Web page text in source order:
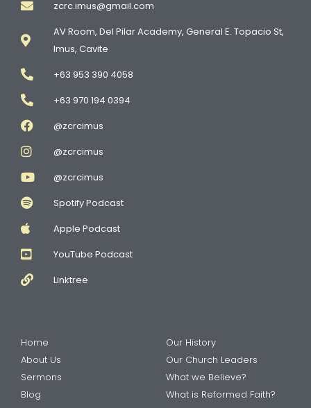
zcrc.imus@gmail.com
AV Room, Del Pilar Academy, General E. Topacio St,
Imus, Cavite
+63 953 390 4058
+63 970 194 0394
@zcrcimus
@zcrcimus
@zcrcimus
Spotify Podcast
Apple Podcast
YouTube Podcast
Linktree
Home
About Us
Sermons
Blog
Our History
Our Church Leaders
What we Believe?
What is Reformed Faith?